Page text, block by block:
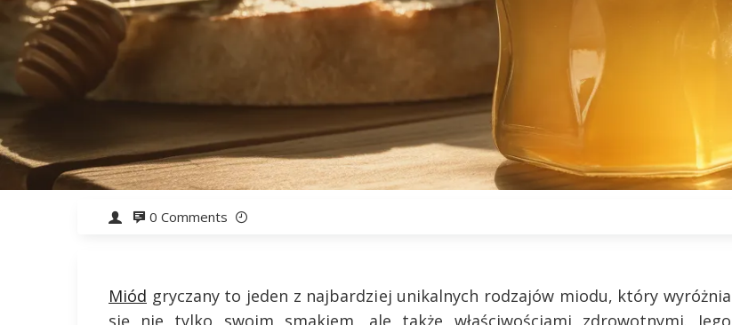
0 Comments
Miód gryczany to jeden z najbardziej unikalnych rodzajów miodu, który wyróżnia
się nie tylko swoim smakiem, ale także właściwościami zdrowotnymi. Jego